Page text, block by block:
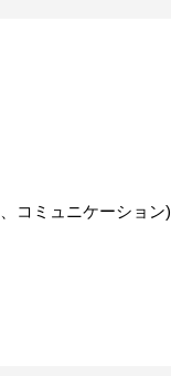
、コミュニケーション)